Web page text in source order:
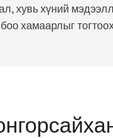
хувь хүний
хамаарлыг